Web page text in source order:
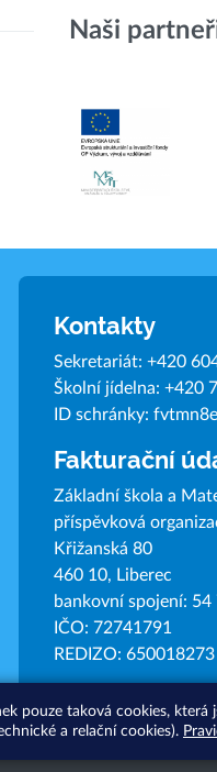
Naši
Kontakty
Sekretariát: +420
Školní jídelna: +420
ID schránky: fvtmn8e
Fakturační
Základní škola a
příspěvková
Křižanská 80
460 10, Liberec
bankovní spojení:
IČO: 72741791
REDIZO: 650018273
pouze taková cookies,
a relační cookies).